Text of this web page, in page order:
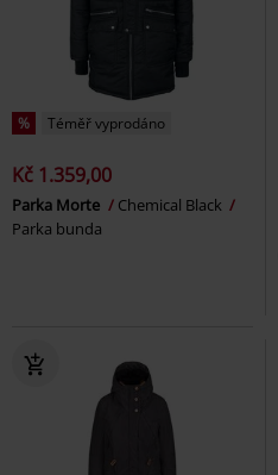
% Téměř vyprodáno
Kč 1.359,00
Parka Morte
Chemical Black
Parka bunda